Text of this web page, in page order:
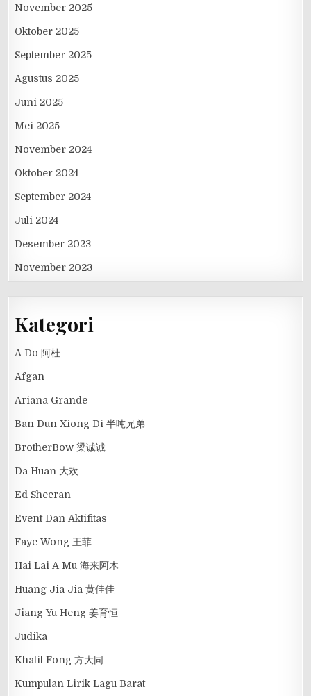
November 2025
Oktober 2025
September 2025
Agustus 2025
Juni 2025
Mei 2025
November 2024
Oktober 2024
September 2024
Juli 2024
Desember 2023
November 2023
Kategori
A Do 阿杜
Afgan
Ariana Grande
Ban Dun Xiong Di 半吨兄弟
BrotherBow 梁诚诚
Da Huan 大欢
Ed Sheeran
Event Dan Aktifitas
Faye Wong 王菲
Hai Lai A Mu 海来阿木
Huang Jia Jia 黄佳佳
Jiang Yu Heng 姜育恒
Judika
Khalil Fong 方大同
Kumpulan Lirik Lagu Barat